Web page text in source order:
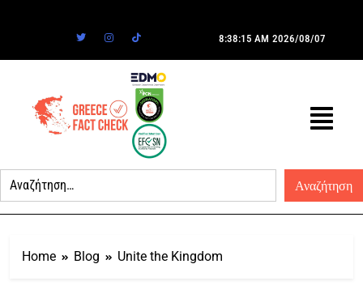
8:38:15 AM 2026/08/07
Home Blog Unite the Kingdom